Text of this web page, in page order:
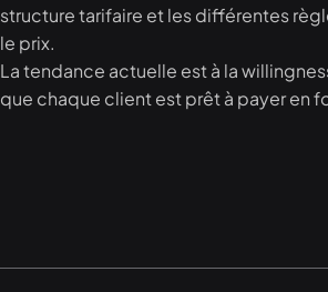
structure tarifaire et les différentes
le prix.
La tendance actuelle est à la
que chaque client est prêt à payer en